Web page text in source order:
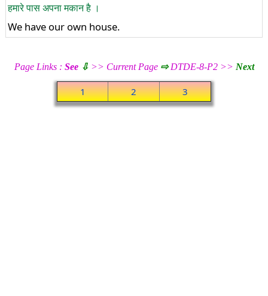
हमारे पास अपना मकान है ।
We have our own house.
Page Links : See ⇩>> Current Page ⇨DTDE-8-P2 >> Next
1 2 3